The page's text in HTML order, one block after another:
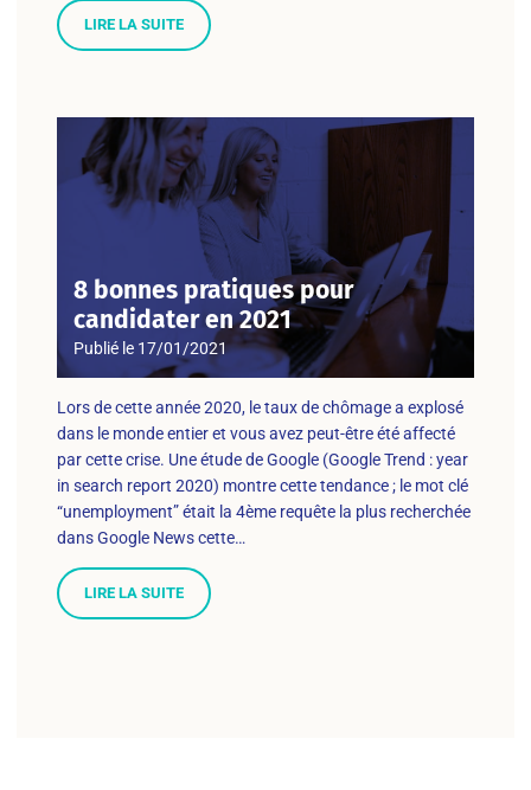
LIRE LA SUITE
8 bonnes pratiques pour
candidater en 2021
Publié le 17/01/2021
Lors de cette année 2020, le taux de chômage a explosé
dans le monde entier et vous avez peut-être été affecté
par cette crise. Une étude de Google (Google Trend : year
in search report 2020) montre cette tendance ; le mot clé
“unemployment” était la 4ème requête la plus recherchée
dans Google News cette…
LIRE LA SUITE